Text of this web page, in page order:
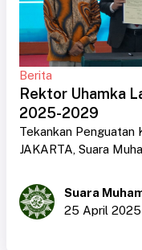
Berita
Rektor Uhamka
2025-2029
Tekankan Penguatan
JAKARTA, Suara
Suara
25 April 2025